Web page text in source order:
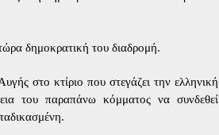
δημοκρατική του διαδρομή.
στο κτίριο που στεγάζει την ελληνική
του παραπάνω κόμματος να συνδεθεί